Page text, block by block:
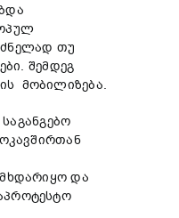
თუ
შემდეგ
მობილიზება.
და